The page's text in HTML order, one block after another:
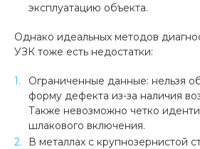
эксплуатацию объекта.
Однако идеальных методов
УЗК тоже есть недостатки:
Ограниченные данные: нельзя
форму дефекта из-за наличия
Также невозможно четко
шлакового включения.
В металлах с крупнозернистой